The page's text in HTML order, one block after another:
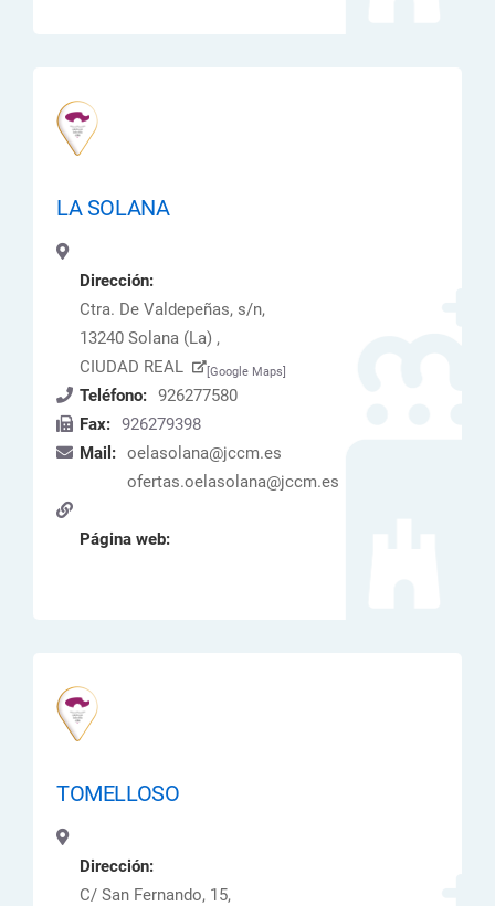
LA SOLANA
Dirección:
Ctra. De Valdepeñas, s/n,
13240 Solana (La) ,
CIUDAD REAL
[Google Maps]
Teléfono: 926277580
Fax: 926279398
Mail: oelasolana@jccm.es
ofertas.oelasolana@jccm.es
Página web:
TOMELLOSO
Dirección:
C/ San Fernando, 15,